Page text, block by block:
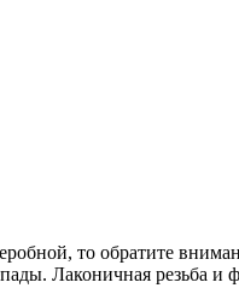
то обратите
Лаконичная резьба